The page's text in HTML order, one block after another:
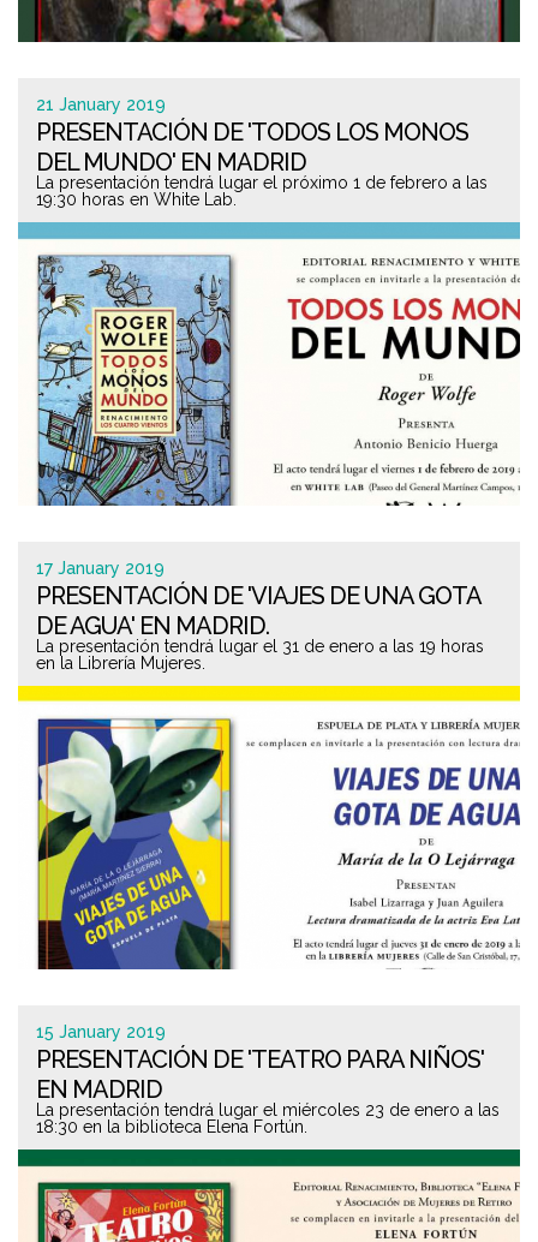
21 January 2019
PRESENTACIÓN DE 'TODOS LOS MONOS
DEL MUNDO' EN MADRID
La presentación tendrá lugar el próximo 1 de febrero a las
19:30 horas en White Lab.
17 January 2019
PRESENTACIÓN DE 'VIAJES DE UNA GOTA
DE AGUA' EN MADRID.
La presentación tendrá lugar el 31 de enero a las 19 horas
en la Librería Mujeres.
15 January 2019
PRESENTACIÓN DE 'TEATRO PARA NIÑOS'
EN MADRID
La presentación tendrá lugar el miércoles 23 de enero a las
18:30 en la biblioteca Elena Fortún.